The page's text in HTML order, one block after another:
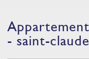
appartement 120 m² - 4 pièces
- saint-claude